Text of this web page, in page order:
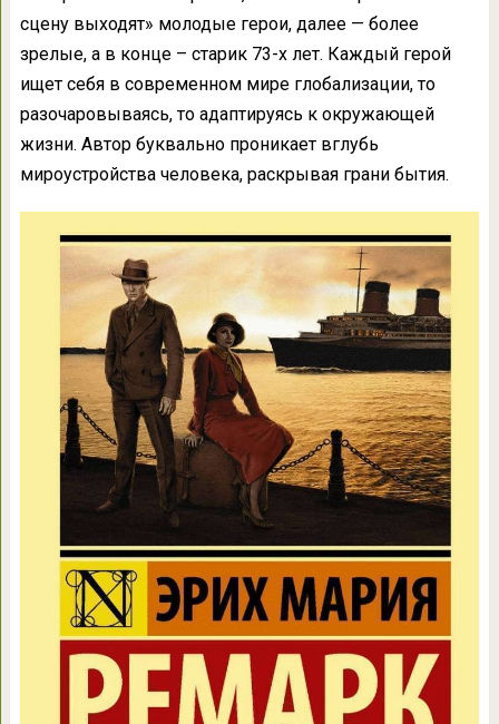
сцену выходят» молодые герои, далее — более
зрелые, а в конце – старик 73-х лет. Каждый герой
ищет себя в современном мире глобализации, то
разочаровываясь, то адаптируясь к окружающей
жизни. Автор буквально проникает вглубь
мироустройства человека, раскрывая грани бытия.